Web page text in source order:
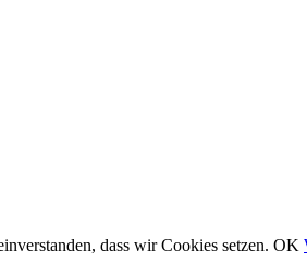
dass wir Cookies setzen. OK